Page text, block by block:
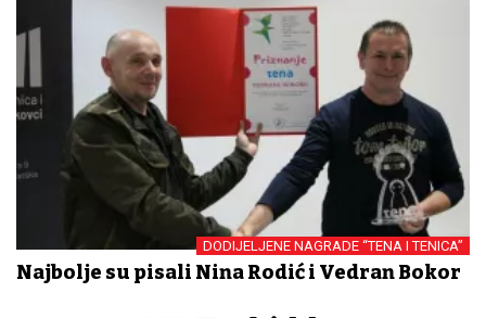
DODIJELJENE NAGRADE “TENA I TENICA”
Najbolje su pisali Nina Rodić i Vedran Bokor